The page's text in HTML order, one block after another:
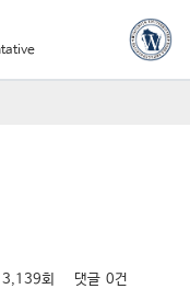
회 댓글 0건